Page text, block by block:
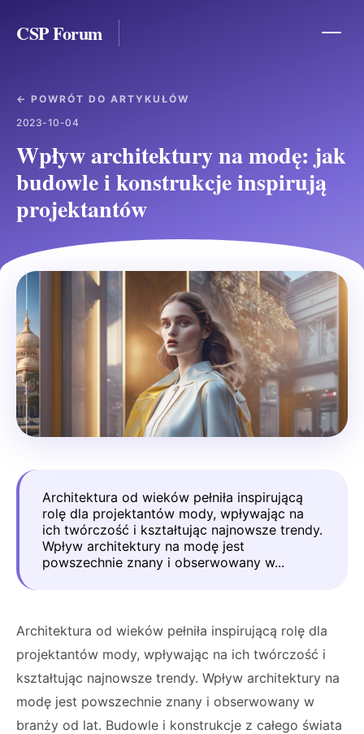
CSP Forum
← POWRÓT DO ARTYKUŁÓW
2023-10-04
Wpływ architektury na modę: jak
budowle i konstrukcje inspirują
projektantów
Architektura od wieków pełniła inspirującą
rolę dla projektantów mody, wpływając na
ich twórczość i kształtując najnowsze trendy.
Wpływ architektury na modę jest
powszechnie znany i obserwowany w...
Architektura od wieków pełniła inspirującą rolę dla
projektantów mody, wpływając na ich twórczość i
kształtując najnowsze trendy. Wpływ architektury na
modę jest powszechnie znany i obserwowany w
branży od lat. Budowle i konstrukcje z całego świata